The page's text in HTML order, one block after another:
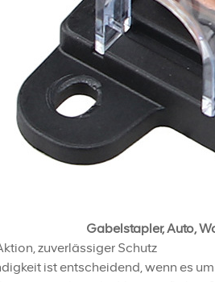
Gabelstapler, Auto,
zuverlässiger Schutz
ist entscheidend, wenn es